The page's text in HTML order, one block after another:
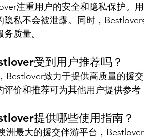
注重用户的安全和隐私保护。
隐私不会被泄露。同时，
质量。
受到用户推荐吗？
Bestlover致力于提供高质量的援
评价和推荐可为其他用户提供参
提供哪些使用指南？
洲最大的援交伴游平台，